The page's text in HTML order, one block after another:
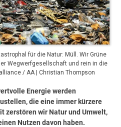
für die Natur: Müll. Wir Grüne
Wegwerfgesellschaft und rein in die
/ AA | Christian Thompson
Energie werden
die eine immer kürzere
zerstören wir Natur und Umwelt,
Nutzen davon haben.